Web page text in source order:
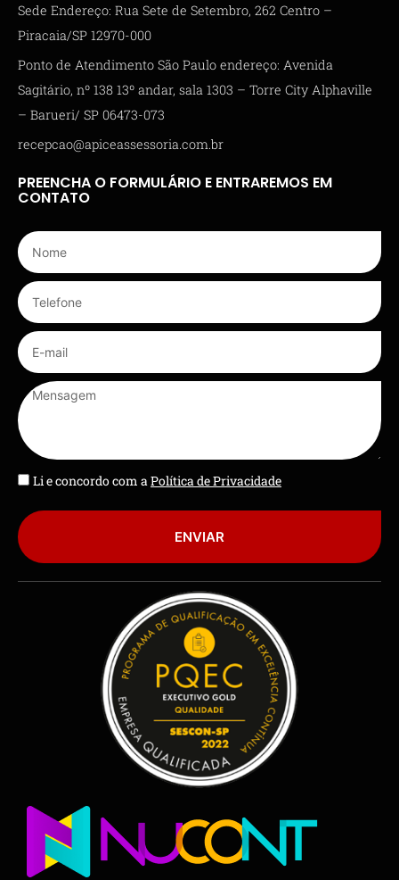
Sede Endereço: Rua Sete de Setembro, 262 Centro –
Piracaia/SP 12970-000
Ponto de Atendimento São Paulo endereço: Avenida
Sagitário, nº 138 13º andar, sala 1303 – Torre City Alphaville
– Barueri/ SP 06473-073
recepcao@apiceassessoria.com.br
PREENCHA O FORMULÁRIO E ENTRAREMOS EM
CONTATO
Li e concordo com aPolítica de Privacidade
ENVIAR